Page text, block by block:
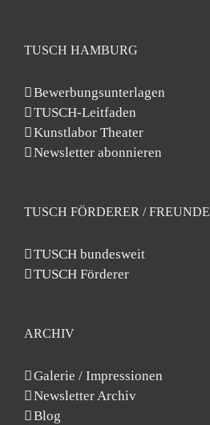
TUSCH HAMBURG
Bewerbungsunterlagen
TUSCH-Leitfaden
Kunstlabor Theater
Newsletter abonnieren
TUSCH FÖRDERER / FREUNDE
TUSCH bundesweit
TUSCH Förderer
ARCHIV
Galerie / Impressionen
Newsletter Archiv
Blog